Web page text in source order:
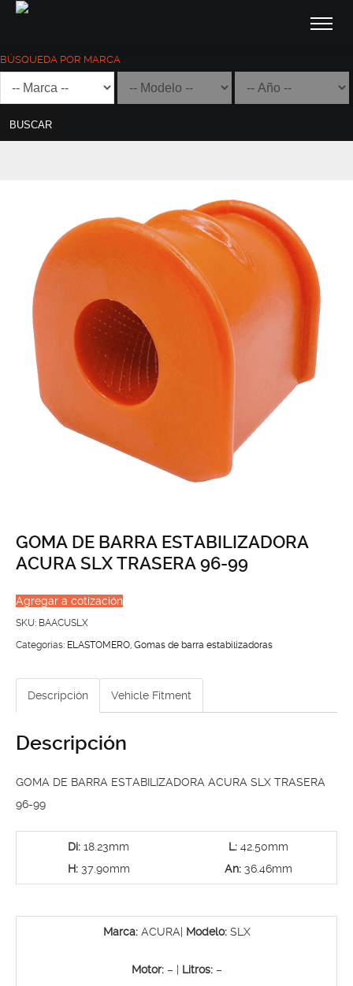
BÚSQUEDA POR MARCA
BUSCAR
GOMA DE BARRA ESTABILIZADORA
ACURA SLX TRASERA 96-99
Agregar a cotización
SKU: BAACUSLX
Categorías: ELASTOMERO, Gomas de barra estabilizadoras
Descripción Vehicle Fitment
Descripción
GOMA DE BARRA ESTABILIZADORA ACURA SLX TRASERA
96-99
Di: 18.23mm
H:37.90mm
L: 42.50mm
An: 36.46mm
Marca:ACURA| Modelo: SLX
Motor:– | Litros:–